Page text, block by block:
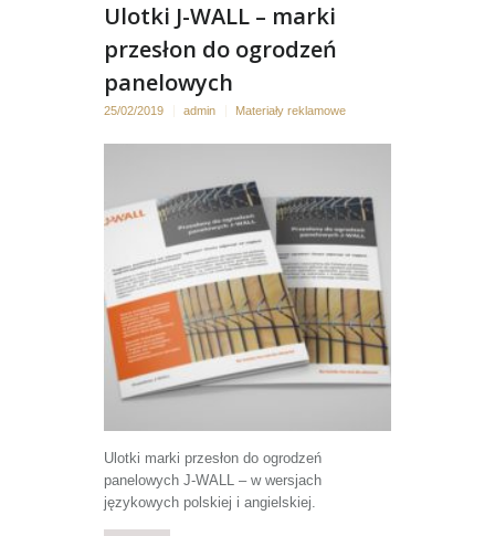
Ulotki J-WALL – marki
przesłon do ogrodzeń
panelowych
25/02/2019 admin Materiały reklamowe
Ulotki marki przesłon do ogrodzeń
panelowych J-WALL – w wersjach
językowych polskiej i angielskiej.